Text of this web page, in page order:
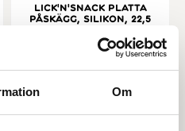
Om
Lick'n'Snack platta
påskägg, silikon, 22,5
Slickmatta i form av ett
påskägg
KR